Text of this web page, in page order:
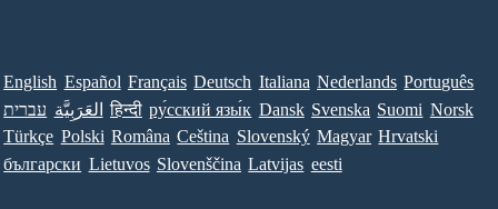
English Español Français Deutsch Italiana Nederlands Português
עברית العَرَبِيَّة हिन्दी ру́сский язы́к Dansk Svenska Suomi Norsk
Türkçe Polski Româna Ceština Slovenský Magyar Hrvatski
български Lietuvos Slovenščina Latvijas eesti